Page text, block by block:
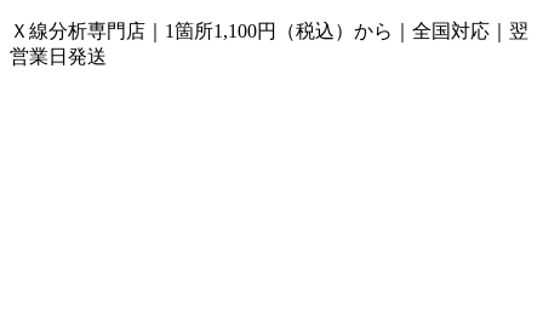
コ
ン
ナ
ビ
Ｘ線分析専門店｜1箇所1,100円（税込）から｜全国対応｜翌
営業日発送